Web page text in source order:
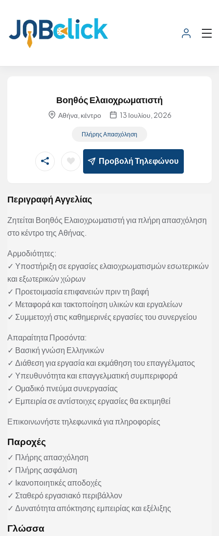
Βοηθός Ελαιοχρωματιστή
Αθήνα, κέντρο 13 Ιουλίου, 2026
Πλήρης Απασχόληση
Προβολή Τηλεφώνου
Περιγραφή Αγγελίας
Ζητείται Βοηθός Ελαιοχρωματιστή για πλήρη απασχόληση
στο κέντρο της Αθήνας.
Αρμοδιότητες:
✓ Υποστήριξη σε εργασίες ελαιοχρωματισμών εσωτερικών
και εξωτερικών χώρων
✓ Προετοιμασία επιφανειών πριν τη βαφή
✓ Μεταφορά και τακτοποίηση υλικών και εργαλείων
✓ Συμμετοχή στις καθημερινές εργασίες του συνεργείου
Απαραίτητα Προσόντα:
✓ Βασική γνώση Ελληνικών
✓ Διάθεση για εργασία και εκμάθηση του επαγγέλματος
✓ Υπευθυνότητα και επαγγελματική συμπεριφορά
✓ Ομαδικό πνεύμα συνεργασίας
✓ Εμπειρία σε αντίστοιχες εργασίες θα εκτιμηθεί
Επικοινωνήστε τηλεφωνικά για πληροφορίες
Παροχές
✓ Πλήρης απασχόληση
✓ Πλήρης ασφάλιση
✓ Ικανοποιητικές αποδοχές
✓ Σταθερό εργασιακό περιβάλλον
✓ Δυνατότητα απόκτησης εμπειρίας και εξέλιξης
Γλώσσα